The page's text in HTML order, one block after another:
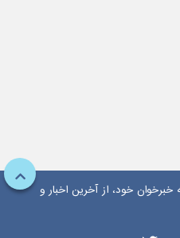
خبرخوان خود، از آخرین اخبار و